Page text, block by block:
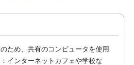
ため、共有のコンピュータを使用
インターネットカフェや学校な